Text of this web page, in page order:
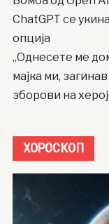
ChatGPT се
опција
„Однесете ме
мајка ми,
зборови на
ХОРОСКОП